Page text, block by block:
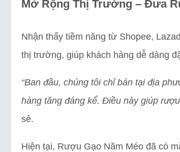
Mở Rộng Thị Trường – Đưa
Nhận thấy tiềm năng từ Shopee,
thị trường, giúp khách hàng dễ dàng
“Ban đầu, chúng tôi chỉ bán tại địa
hàng tăng đáng kể. Điều này giúp
sẻ.
Hiện tại, Rượu Gạo Năm Méo đã có